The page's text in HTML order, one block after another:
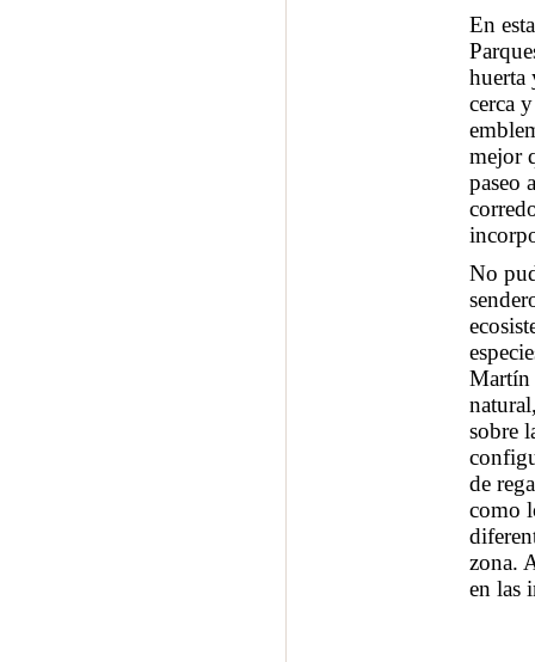
En
huerta
cerca
mejor
paseo
No
Martín
sobre
de
como
zona.
en las